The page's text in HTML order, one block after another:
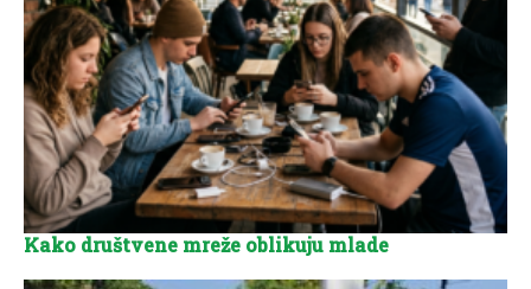
Kako društvene mreže oblikuju mlade